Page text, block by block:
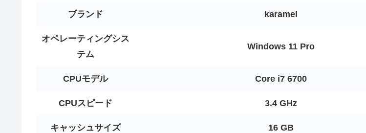
ブランド karamel
オペレーティングシス
テム
Windows 11 Pro
CPUモデル Core i7 6700
CPUスピード 3.4 GHz
キャッシュサイズ 16 GB